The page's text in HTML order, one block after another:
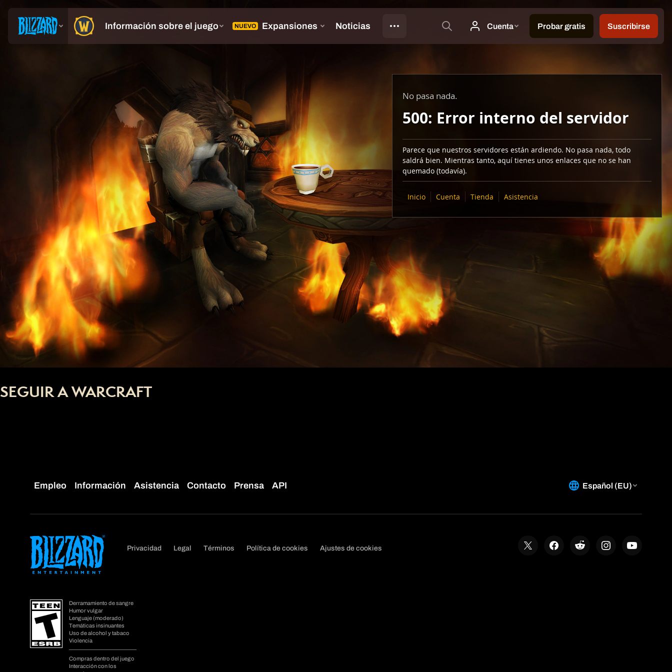
No pasa nada.
500: Error interno del servidor
Parece que nuestros servidores están ardiendo. No pasa nada, todo
saldrá bien. Mientras tanto, aquí tienes unos enlaces que no se han
quemado (todavía).
Inicio Cuenta Tienda Asistencia
SEGUIR A WARCRAFT